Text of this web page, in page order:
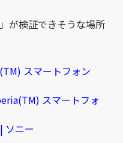
」が検証できそうな場所
スマートフォン
スマートフォ
ソニー